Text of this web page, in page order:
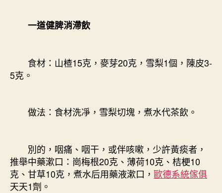
一道健脾消滯飲
食材：山楂15克，麥芽20克，雪梨1個，陳皮3-
5克。
做法：食材洗凈，雪梨切塊，煮水代茶飲。
別的，咽痛、咽干，或伴咳嗽，少許黃痰者，
推舉中藥漱口：崗梅根20克、薄荷10克、桔梗10
克、甘草10克，煮水后用藥液漱口， 歐德系統傢俱
天天1劑。